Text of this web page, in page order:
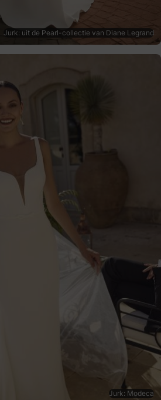
Jurk: uit de Pearl-collectie van Diane Legrand
Jurk: Modeca